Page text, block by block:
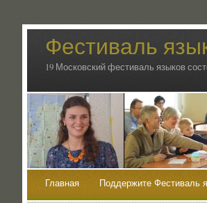
Фестиваль
19 Московский фестиваль языков
Главная Поддержите Фестиваль